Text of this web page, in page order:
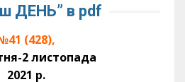
ДЕНЬ” в pdf
(428),
2 листопада
2021 р.